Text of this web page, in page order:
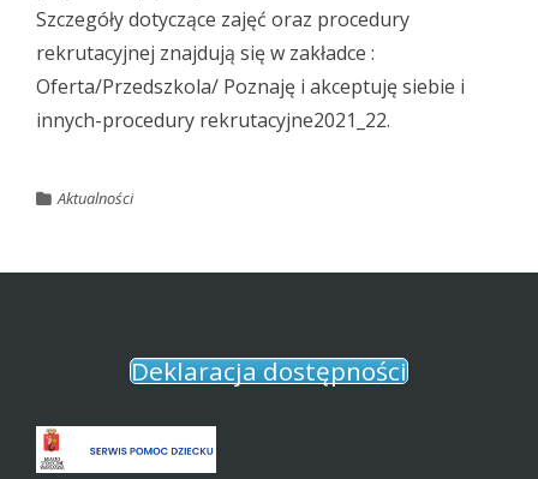
Szczegóły dotyczące zajęć oraz procedury
rekrutacyjnej znajdują się w zakładce :
Oferta/Przedszkola/ Poznaję i akceptuję siebie i
innych-procedury rekrutacyjne2021_22.
Aktualności
Deklaracja dostępności